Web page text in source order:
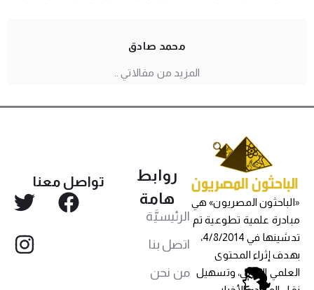
محمد صادق
المزيد من مقالاتي ..
«الباحثون المصريون» هي
مبادرة علمية تطوعية تم
تدشينها في 4/8/2014،
بهدف إثراء المحتوى
العلمي العربي، وتسهيل
روابط
هامة
الرئيسيَّة
اتصل بنا
من نحن
تواصل معنا